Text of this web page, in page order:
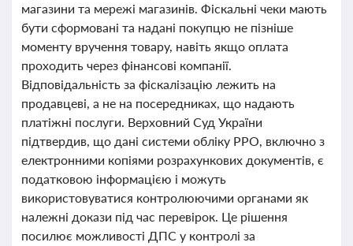
магазини та мережі магазинів. Фіскальні чеки мають
бути сформовані та надані покупцю не пізніше
моменту вручення товару, навіть якщо оплата
проходить через фінансові компанії.
Відповідальність за фіскалізацію лежить на
продавцеві, а не на посередниках, що надають
платіжні послуги. Верховний Суд України
підтвердив, що дані системи обліку РРО, включно з
електронними копіями розрахункових документів, є
податковою інформацією і можуть
використовуватися контролюючими органами як
належні докази під час перевірок. Це рішення
посилює можливості ДПС у контролі за